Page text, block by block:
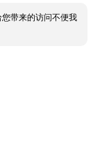
带来的访问不便我